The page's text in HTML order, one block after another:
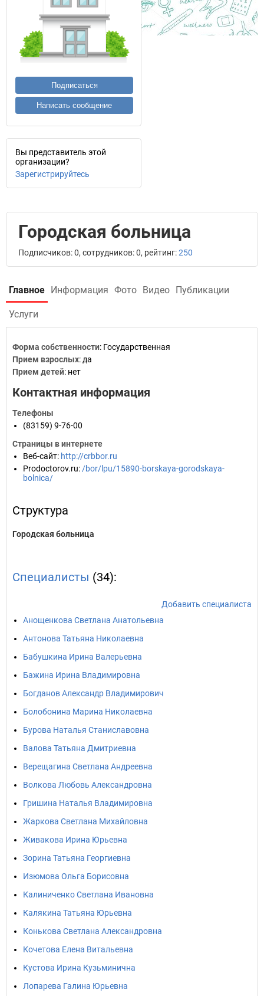
Подписаться
Написать сообщение
Вы представитель этой
организации?
Зарегистрируйтесь
Городская больница
Подписчиков: 0, сотрудников: 0, рейтинг:250
Главное Информация Фото Видео Публикации
Услуги
Форма собственности: Государственная
Прием взрослых: да
Прием детей: нет
Контактная информация
Телефоны
(83159) 9-76-00
Страницы в интернете
Веб-сайт: http://crbbor.ru
Prodoctorov.ru: /bor/lpu/15890-borskaya-gorodskaya-
bolnica/
Структура
Городская больница
Специалисты (34):
Добавить специалиста
Анощенкова Светлана Анатольевна
Антонова Татьяна Николаевна
Бабушкина Ирина Валерьевна
Бажина Ирина Владимировна
Богданов Александр Владимирович
Болобонина Марина Николаевна
Бурова Наталья Станиславовна
Валова Татьяна Дмитриевна
Верещагина Светлана Андреевна
Волкова Любовь Александровна
Гришина Наталья Владимировна
Жаркова Светлана Михайловна
Живакова Ирина Юрьевна
Зорина Татьяна Георгиевна
Изюмова Ольга Борисовна
Калиниченко Светлана Ивановна
Калякина Татьяна Юрьевна
Конькова Светлана Александровна
Кочетова Елена Витальевна
Кустова Ирина Кузьминична
Лопарева Галина Юрьевна